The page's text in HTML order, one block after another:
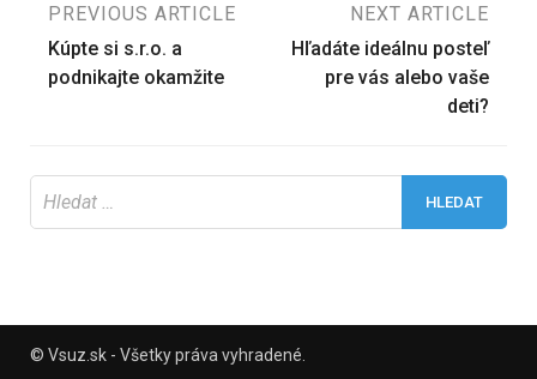
Navigace
pro
PREVIOUS ARTICLE
Kúpte si s.r.o. a
podnikajte okamžite
NEXT ARTICLE
Hľadáte ideálnu posteľ
pre vás alebo vaše
deti?
© Vsuz.sk - Všetky práva vyhradené.